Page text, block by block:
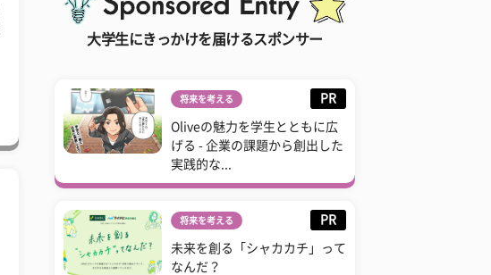
大学生にきっかけを届けるスポンサー
将来を考える PR
Oliveの魅力を学生とともに広
げる - 企業の課題から創出した
実践的な...
将来を考える PR
未来を創る「シャカカチ」って
なんだ？